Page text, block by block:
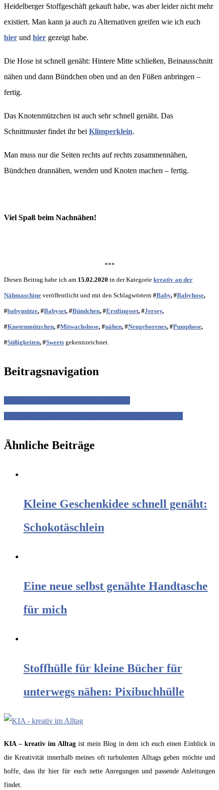
Heidelberger Stoffgeschäft gekauft habe, was aber leider nicht mehr
existiert. Man kann ja auch zu Alternativen greifen wie ich euch
hier und hier gezeigt habe.
Die Hose ist schnell genäht: Hintere Mitte schließen, Beinausschnitt
nähen und dann Bündchen oben und an den Füßen anbringen –
fertig.
Das Knotenmützchen ist auch sehr schnell genäht. Das
Schnittmuster findet ihr bei Klimperklein.
Man muss nur die Seiten rechts auf rechts zusammennähen,
Bündchen drannähen, wenden und Knoten machen – fertig.
Viel Spaß beim Nachnähen!
***
Diesen Beitrag habe ich am 15.02.2020 in der Kategorie kreativ an der
Nähmaschine veröffentlicht und mit den Schlagwörtern #Baby, #Babyhose,
#babymütze, #Babyset, #Bündchen, #Erstlingsset, #Jersey,
#Knotenmützchen, #Mitwachshose, #nähen, #Neugeborenes, #Pumphose,
#Süßigkeiten, #Sweets gekennzeichnet.
Beitragsnavigation
Ähnliche Beiträge
Kleine Geschenkidee schnell genäht:
Schokotäschlein
Eine neue selbst genähte Handtasche
für mich
Stoffhülle für kleine Bücher für
unterwegs nähen: Pixibuchhülle
KIA – kreativ im Alltag ist mein Blog in dem ich euch einen Einblick in
die Kreativität innerhalb meines oft turbulenten Alltags geben möchte und
hoffe, dass ihr hier für euch nette Anregungen und passende Anleitungen
findet.